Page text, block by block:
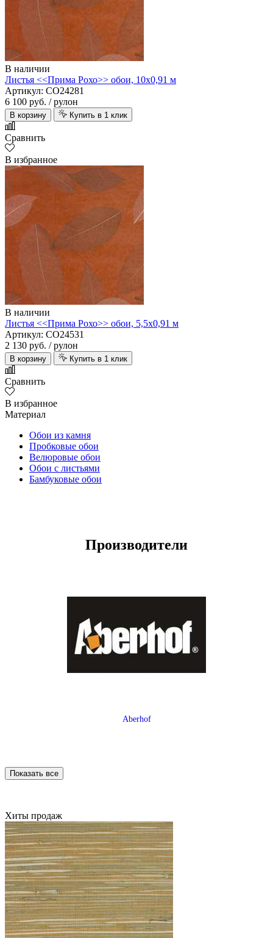
В наличии
Листья <<Прима Рохо>> обои, 10х0,91 м
Артикул: CO24281
6 100 руб. / рулон
В корзину Купить в 1 клик
Сравнить
В избранное
В наличии
Листья <<Прима Рохо>> обои, 5,5х0,91 м
Артикул: CO24531
2 130 руб. / рулон
В корзину Купить в 1 клик
Сравнить
В избранное
Материал
Обои из камня
Пробковые обои
Велюровые обои
Обои с листьями
Бамбуковые обои
Производители
Aberhof
Allure Floor
Показать все
Хиты продаж